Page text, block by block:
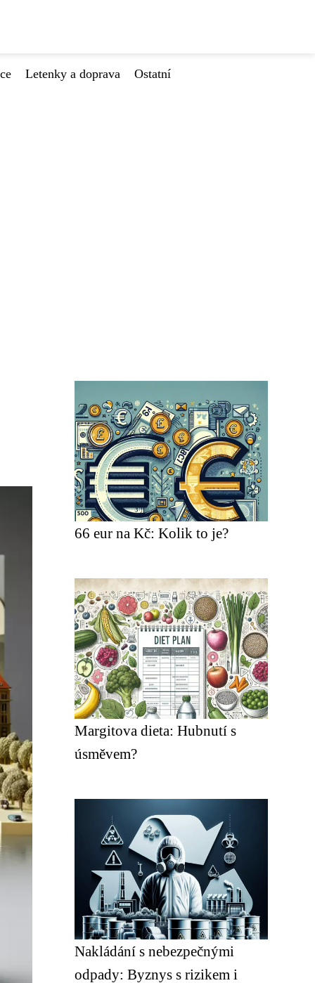
Letenky a doprava
Ostatní
66 eur na Kč: Kolik to je?
Margitova dieta: Hubnutí s
úsměvem?
Nakládání s nebezpečnými
odpady: Byznys s rizikem i